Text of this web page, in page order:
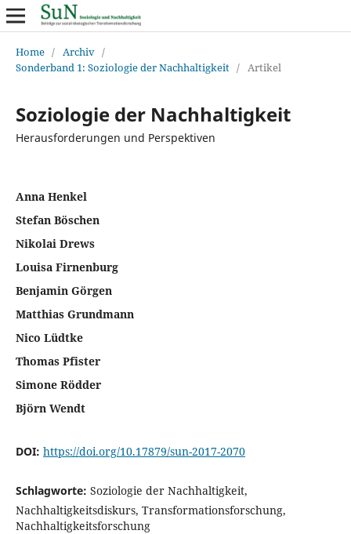
Home / Archiv /
Sonderband 1: Soziologie der Nachhaltigkeit / Artikel
Soziologie der Nachhaltigkeit
Herausforderungen und Perspektiven
Anna Henkel
Stefan Böschen
Nikolai Drews
Louisa Firnenburg
Benjamin Görgen
Matthias Grundmann
Nico Lüdtke
Thomas Pfister
Simone Rödder
Björn Wendt
DOI: https://doi.org/10.17879/sun-2017-2070
Schlagworte: Soziologie der Nachhaltigkeit,
Nachhaltigkeitsdiskurs, Transformationsforschung,
Nachhaltigkeitsforschung